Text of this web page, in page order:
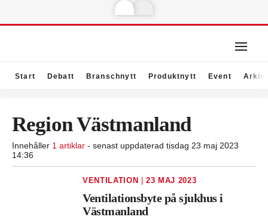
Start Debatt Branschnytt Produktnytt Event Arkiv
Region Västmanland
Innehåller 1 artiklar - senast uppdaterad tisdag 23 maj 2023
14:36
VENTILATION 23 MAJ 2023
Ventilationsbyte på sjukhus i
Västmanland